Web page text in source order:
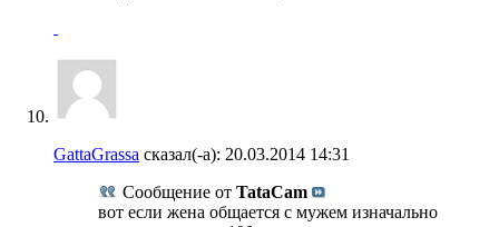
GattaGrassa сказал(-а): 20.03.2014 14:31
Сообщение от TataCam
вот если жена общается с мужем изначально